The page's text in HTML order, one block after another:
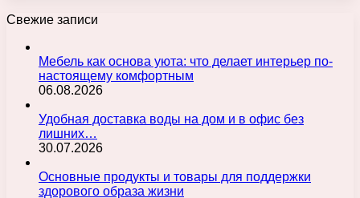
Свежие записи
Мебель как основа уюта: что делает интерьер по-
настоящему комфортным
06.08.2026
Удобная доставка воды на дом и в офис без
лишних…
30.07.2026
Основные продукты и товары для поддержки
здорового образа жизни